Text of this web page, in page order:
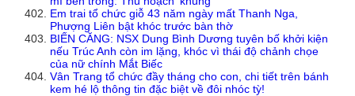
Em trai tổ chức giỗ 43 năm ngày mất Thanh Nga,
Phượng Liên bật khóc trước bàn thờ
BIẾN CĂNG: NSX Dung Bình Dương tuyên bố khởi kiện
nếu Trúc Anh còn im lặng, khóc vì thái độ chảnh chọe
của nữ chính Mắt Biếc
Vân Trang tổ chức đầy tháng cho con, chi tiết trên bánh
kem hé lộ thông tin đặc biệt về đôi nhóc tỳ!